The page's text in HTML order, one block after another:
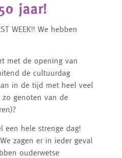
jaar!
WEEK!! We hebben
met de opening van
de cultuurdag
in de tijd met heel veel
genoten van de
een hele strenge dag!
zagen er in ieder geval
ouderwetse